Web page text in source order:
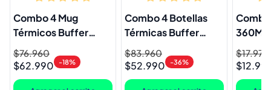
Combo 4 Mug
Térmicos Buffer
Roques 1Lt + Tapas
Intercambiables
Precio
habitual
$76.960
Precio
de
oferta
$62.990 -18%
Combo 4 Botellas
Térmicas Buffer
Yosemite 700 ml
Multicolor
Precio
habitual
$83.960
Precio
de
oferta
$52.990 -36%
360ML
Stitch,
Precio
habitual
$17.970
Precio
de
oferta